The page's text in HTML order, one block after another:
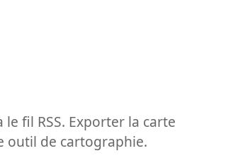
fil RSS. Exporter la carte
outil de cartographie.